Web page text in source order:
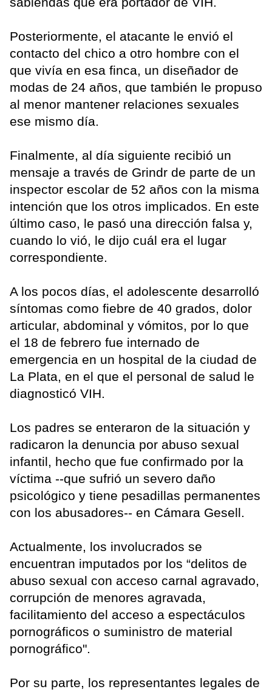
Posteriormente, el atacante le envió el
contacto del chico a otro hombre con el
que vivía en esa finca, un diseñador de
modas de 24 años, que también le propuso
al menor mantener relaciones sexuales
ese mismo día.
Finalmente, al día siguiente recibió un
mensaje a través de Grindr de parte de un
inspector escolar de 52 años con la misma
intención que los otros implicados. En este
último caso, le pasó una dirección falsa y,
cuando lo vió, le dijo cuál era el lugar
correspondiente.
A los pocos días, el adolescente desarrolló
síntomas como fiebre de 40 grados, dolor
articular, abdominal y vómitos, por lo que
el 18 de febrero fue internado de
emergencia en un hospital de la ciudad de
La Plata, en el que el personal de salud le
diagnosticó VIH.
Los padres se enteraron de la situación y
radicaron la denuncia por abuso sexual
infantil, hecho que fue confirmado por la
víctima --que sufrió un severo daño
psicológico y tiene pesadillas permanentes
con los abusadores-- en Cámara Gesell.
Actualmente, los involucrados se
encuentran imputados por los “delitos de
abuso sexual con acceso carnal agravado,
corrupción de menores agravada,
facilitamiento del acceso a espectáculos
pornográficos o suministro de material
pornográfico".
Por su parte, los representantes legales de